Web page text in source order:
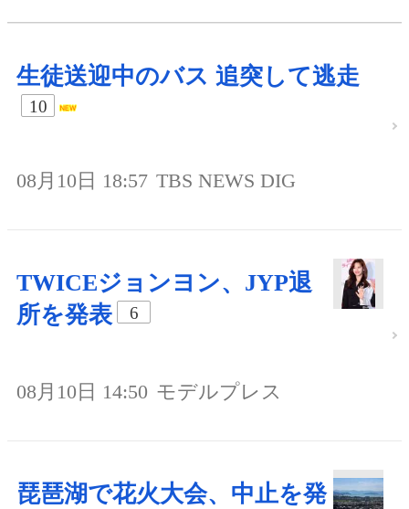
生徒送迎中のバス 追突して逃走
10
08月10日 18:57 TBS NEWS DIG
TWICEジョンヨン、JYP退
所を発表
6
08月10日 14:50 モデルプレス
琵琶湖で花火大会、中止を発